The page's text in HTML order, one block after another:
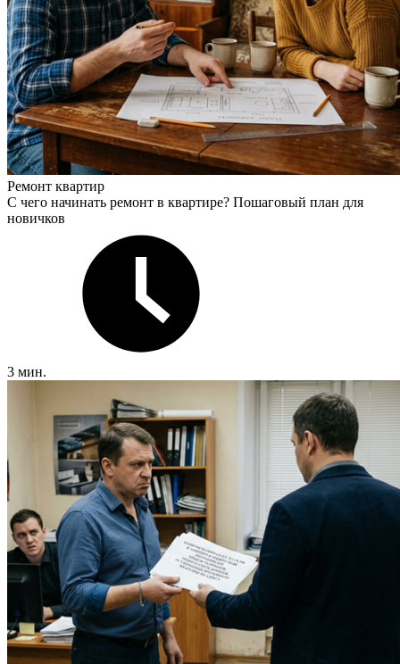
Ремонт квартир
С чего начинать ремонт в квартире? Пошаговый план для
новичков
3 мин.